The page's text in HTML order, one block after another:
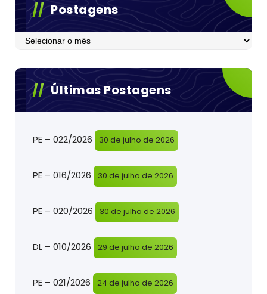
Postagens
Postagens
Últimas Postagens
PE – 022/2026 30 de julho de 2026
PE – 016/2026 30 de julho de 2026
PE – 020/2026 30 de julho de 2026
DL – 010/2026 29 de julho de 2026
PE – 021/2026 24 de julho de 2026